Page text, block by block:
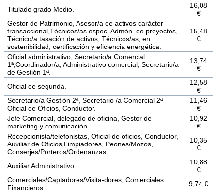
Titulado grado Medio.
16,08
€
Gestor de Patrimonio, Asesor/a de activos carácter
transaccional,Técnicos/as espec. Admón. de proyectos,
Técnico/a tasación de activos, Técnicos/as, en
sostenibilidad, certificación y eficiencia energética.
15,48
€
Oficial administrativo, Secretario/a Comercial
1ª,Coordinador/a, Administrativo comercial, Secretario/a
de Gestión 1ª.
13,74
€
Oficial de segunda.
12,58
€
Secretario/a Gestión 2ª, Secretario /a Comercial 2ª
Oficial de Oficios, Conductor.
11,46
€
Jefe Comercial, delegado de oficina, Gestor de
marketing y comunicación.
10,92
€
Recepcionista/telefonistas, Oficial de oficios, Conductor,
Auxiliar de Oficios,Limpiadores, Peones/Mozos,
Conserjes/Porteros/Ordenanzas.
10,35
€
Auxiliar Administrativo.
10,88
€
Comerciales/Captadores/Visita-dores, Comerciales
Financieros.
9,74 €